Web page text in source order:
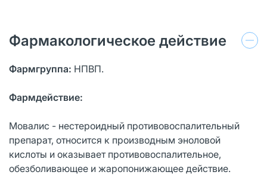
Фармакологическое действие
Фармгруппа: НПВП.
Фармдействие:
Мовалис - нестероидный противовоспалительный
препарат, относится к производным эноловой
кислоты и оказывает противовоспалительное,
обезболивающее и жаропонижающее действие.